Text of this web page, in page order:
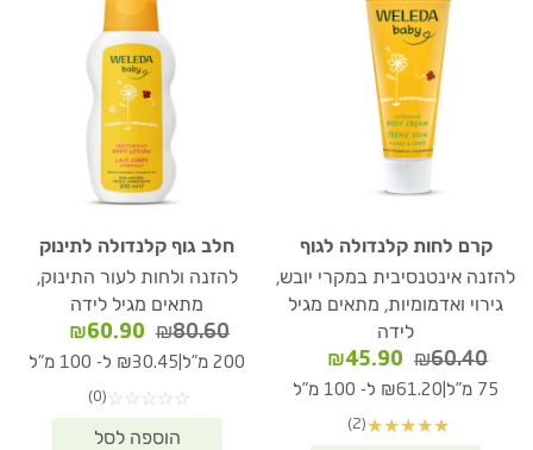
קרם לחות קלנדולה לגוף
להזנה אינטנסיבית במקרי יובש,
גירוי ואדמומיות, מתאים מגיל
לידה
₪60.40
המחיר
המקורי
₪60.40.
₪45.90
המחיר
הנוכחי
75 מ"ל ₪61.20 ל- 100 מ"ל
★
★
★
★
★
(2)
חלב גוף קלנדולה לתינוק
להזנה ולחות לעור התינוק,
מתאים מגיל לידה
₪80.60
המחיר
המקורי
₪80.60.
₪60.90
הנוכחי
200 מ"ל ₪30.45 ל- 100 מ"ל
☆
☆
☆
☆
☆
(0)